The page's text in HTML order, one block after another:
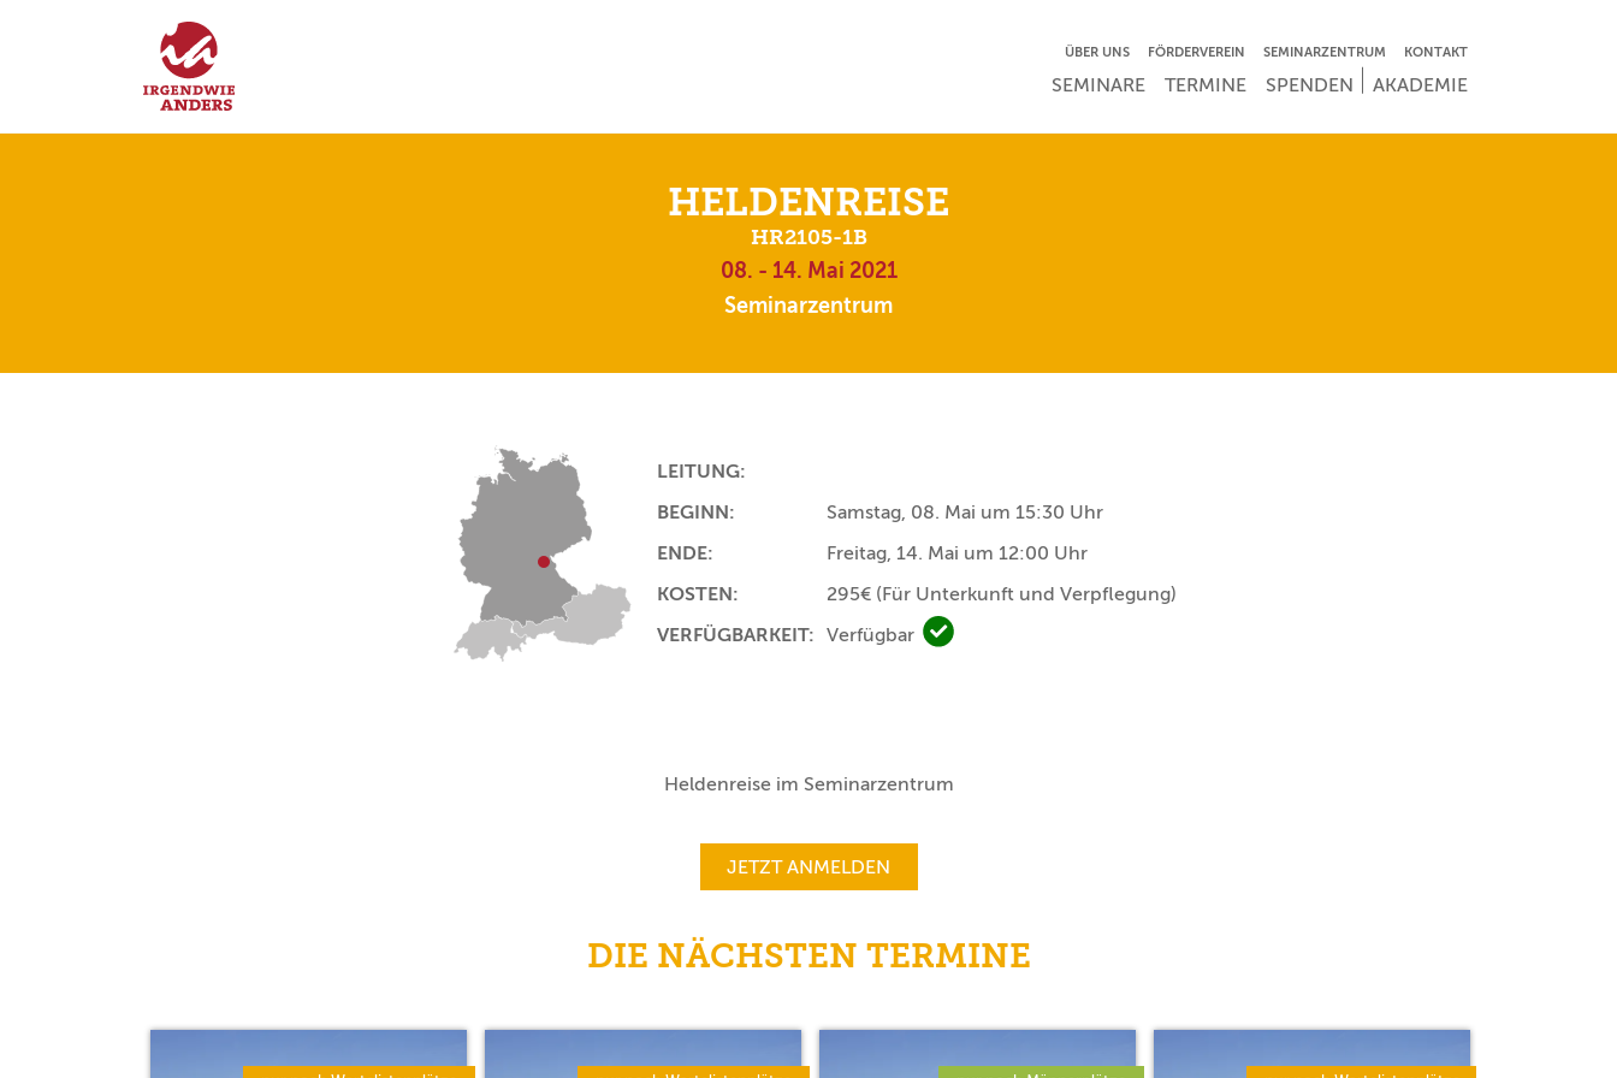
NAVIGATION ÜBERSPRINGEN
ÜBER UNS FÖRDERVEREIN SEMINARZENTRUM KONTAKT
NAVIGATION ÜBERSPRINGEN
SEMINARE TERMINE SPENDEN AKADEMIE
HELDENREISE
HR2105-1B
08. - 14. Mai 2021
Seminarzentrum
LEITUNG:
BEGINN:
Samstag, 08. Mai um 15:30 Uhr
ENDE:
Freitag, 14. Mai um 12:00 Uhr
KOSTEN:
295€ (Für Unterkunft und Verpflegung)
VERFÜGBARKEIT: Verfügbar Verfügbar
Heldenreise im Seminarzentrum
JETZT ANMELDEN
DIE NÄCHSTEN TERMINE